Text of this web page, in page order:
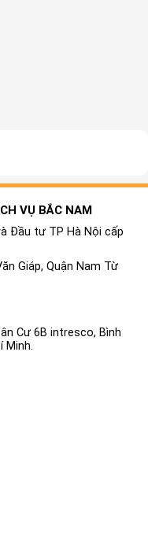
VỤ BẮC NAM
Đầu tư TP Hà Nội cấp
Giáp, Quận Nam Từ
Cư 6B intresco, Bình
Minh.